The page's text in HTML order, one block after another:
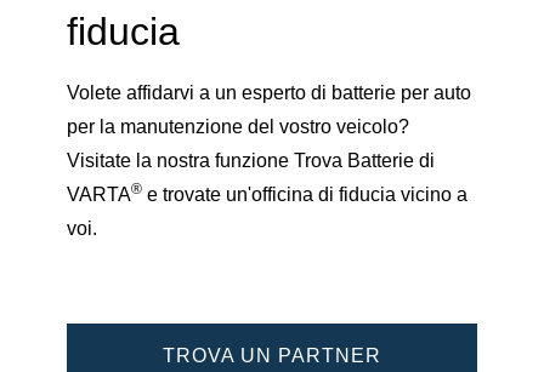
fiducia
Volete affidarvi a un esperto di batterie per auto
per la manutenzione del vostro veicolo?
Visitate la nostra funzione Trova Batterie di
VARTA® e trovate un'officina di fiducia vicino a
voi.
TROVA UN PARTNER